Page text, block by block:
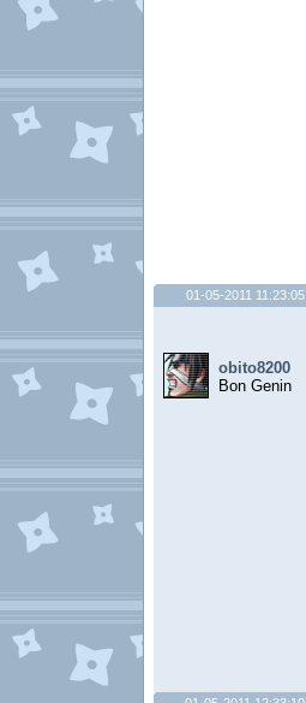
01-05-2011 11:23:05
obito8200
Bon Genin